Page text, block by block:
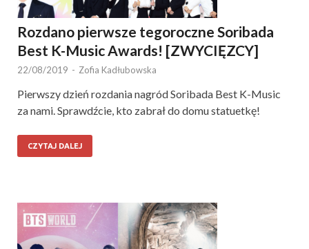
Rozdano pierwsze tegoroczne Soribada
Best K-Music Awards! [ZWYCIĘZCY]
22/08/2019 - Zofia Kadłubowska
Pierwszy dzień rozdania nagród Soribada Best K-Music
za nami. Sprawdźcie, kto zabrał do domu statuetkę!
CZYTAJ DALEJ